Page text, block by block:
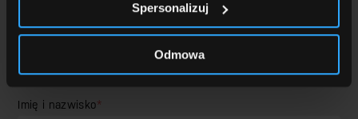
Spersonalizuj
Odmowa
Imię i nazwisko*